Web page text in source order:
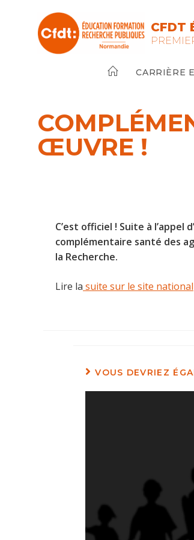
CFDT
CARRIÈRE
ŒUVRE !
C’est officiel ! Suite à
complémentaire santé des
la Recherche.
Lire la suite sur le site national
VOUS DEVRIEZ